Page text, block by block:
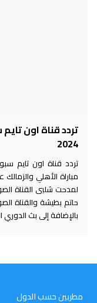
تردد قناة اون
2024
تردد قناة اون تايم
مباراة الأهلي
لمدحت شلبى القناة
حاتم بطيشة والقناة
بالإضافة إلى بث
مطربين حسب الدول